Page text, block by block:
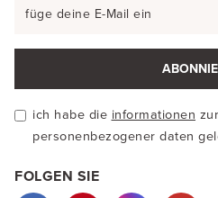
ich habe die informationen
personenbezogener daten
FOLGEN SIE